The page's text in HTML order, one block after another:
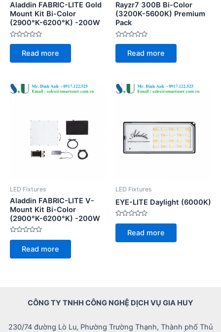
Aladdin FABRIC-LITE Gold
Mount Kit Bi-Color
(2900°K-6200°K) -200W
Rated
of
Read more
Rayzr7 300B Bi-Color
(3200K-5600K) Premium
Pack
Rated
of
Read more
LED Fixtures
Aladdin FABRIC-LITE V-
Mount Kit Bi-Color
(2900°K-6200°K) -200W
Rated
of
Read more
LED Fixtures
EYE-LITE Daylight (6000K)
Rated
of
Read more
CÔNG TY TNHH CÔNG NGHỆ DỊCH VỤ GIA HUY
230/74 đường Lò Lu, Phường Trường Thạnh, Thành phố Thủ